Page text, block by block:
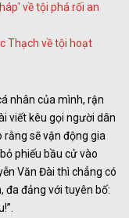
về tội phá rối an
Thạch về tội hoạt
nhân của mình, rận
viết kêu gọi người dân
sẽ vận động gia
phiếu bầu cử vào
Văn Đài thì chẳng có
đa đảng với tuyên bố: